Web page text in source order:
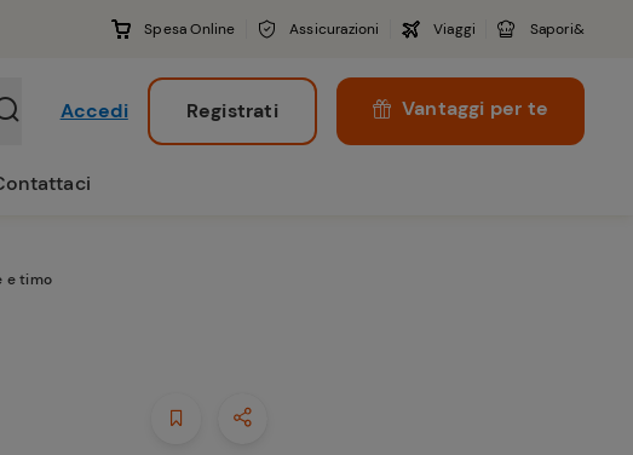
Spesa Online Assicurazioni Viaggi Sapori&
Accedi Registrati Vantaggi per te
e timo